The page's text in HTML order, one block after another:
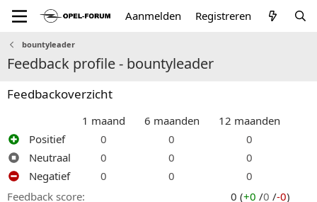
Aanmelden Registreren
bountyleader
Feedback profile - bountyleader
Feedbackoverzicht
1 maand 6 maanden
12 maanden
Positief
0 0
0
Neutraal
0 0
0
Negatief
0 0
0
Feedback score
0 (+0 /0 /-0)